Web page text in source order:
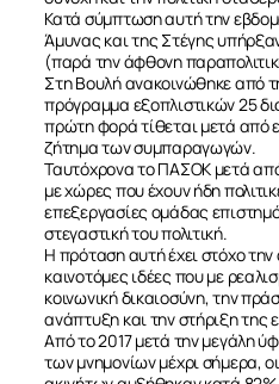
Κατά σύμπτωση αυτή την
Άμυνας και της Στέγης
(παρά την άφθονη
Στη Βουλή ανακοινώθηκε από
πρόγραμμα εξοπλιστικών 25
πρώτη φορά τίθεται μετά από
ζήτημα των συμπαραγωγών.
Ταυτόχρονα το ΠΑΣΟΚ μετά
με χώρες που έχουν ήδη
επεξεργασίες ομάδας
στεγαστική του πολιτική.
Η πρόταση αυτή έχει στόχο
καινοτόμες ιδέες που με
κοινωνική δικαιοσύνη, την
ανάπτυξη και την στήριξη της
Από το 2017 μετά την μεγάλη
των μνημονίων μέχρι σήμερα,